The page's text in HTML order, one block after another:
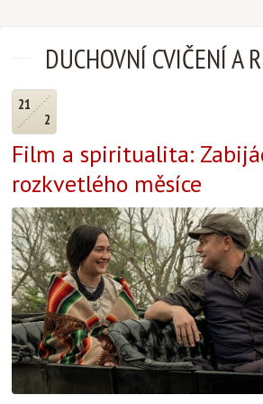
DUCHOVNÍ CVIČENÍ A
21
2
Film a spiritualita:
rozkvetlého měsíce